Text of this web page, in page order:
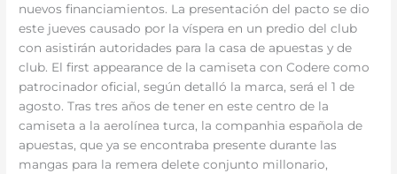
nuevos financiamientos. La presentación del pacto se dio
este jueves causado por la víspera en un predio del club
con asistirán autoridades para la casa de apuestas y de
club. El first appearance de la camiseta con Codere como
patrocinador oficial, según detalló la marca, será el 1 de
agosto. Tras tres años de tener en este centro de la
camiseta a la aerolínea turca, la companhia española de
apuestas, que ya se encontraba presente durante las
mangas para la remera delete conjunto millonario,